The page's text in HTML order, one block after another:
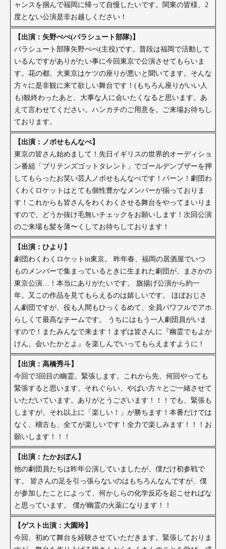
ャンスを掴んで福岡に帰って自慢したいです。関東の皆様、2
度とない公演是非お越しください！
【出演：矢野ぺぺ(パラシュート部隊)】
パラシュート部隊矢野ぺぺ(主役)です。普段は福岡で活動して
いるんですがありがたい事に今回東京で公演させてもらいま
す。花の都、大東京はケツの座りが悪いと聞いてます。そんな
方々に是非観に来て欲しい舞台です！(もちろん座りがいい人
も)観終わったあと、大事な人に会いたくなると思います。あ
えて言わせてください。ハンカチのご用意を。ご来場お待ちし
ております。
【出演：ノボせもんなべ】
東京の皆さん始めまして！先日イギリスの世界的オーディショ
ン番組「ブリテンズゴットタレント」でゴールデンブザーを押
してもらったお笑い芸人ノボせもんなべです！パーン！劇団わ
くわくロケットはとても個性豊かなメンバーが揃っておりま
す！これからも皆さんをわくわくさせる舞台をやってまいりま
すので、どうか抜け毛無いチェックをお願いします！次回公演
のご来場も髪を薄〜くしてお待ちしております！
【出演：ひより】
劇団わくわくロケットin東京。 昨年春、福岡の居酒屋でいつ
ものメンバーで集まっているときに生まれた劇団が、まさかの
東京公演…！本当にありがたいです。 旗揚げ公演から約一
年。又この作品を見てもらえるのは嬉しいです。 ほぼおじさ
ん劇団ですが、役も人間もひっくるめて、全員パワフルでアホ
らしくて最高なチームです。 うちにはもう一人劇団員がいま
すので！またみんなで来ます！まずは皆さんに『幽霊でもよか
けん、会いたかとよ』を楽しんでいってもらえますように！
【出演：高橋秀斗】
今回で3回目の幽霊。緊張します。これから先、何回やっても
緊張すると思います。それぐらい、やばい方々とご一緒させて
いただいています。ありがとうございます！！！でも、緊張も
しますが、それ以上に「楽しい！」が勝ちます！本番だけでは
なく、稽古も、全てが楽しいです！全力で楽しみます！！！お
願いします！！！
【出演：たかおぽん】
他の劇団員たちは昨年公演していましたが、僕だけ初参戦で
す。 皆さんの足を引っ張らないのはもちろんなんですが、僕
が参加したことによって、何かしらの化学反応を起こせればな
と思っています。 僕が幽霊の火薬になります！！
【ゲスト出演：大園玲】
今回、初めて舞台を経験させていただきます。緊張しておりま